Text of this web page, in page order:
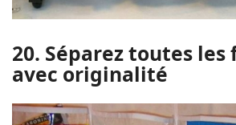
20. Séparez toutes
avec originalité